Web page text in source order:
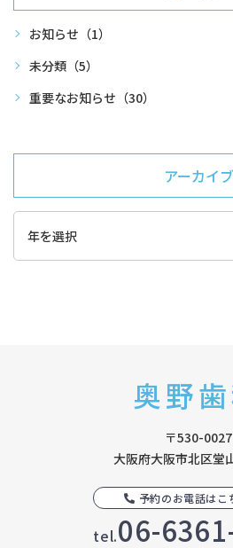
お知らせ （1）
未分類 （5）
重要なお知らせ （30）
アーカイブ
奥野
〒530-0027
大阪府大阪市北区堂
予約のお電話はこ
tel.06-